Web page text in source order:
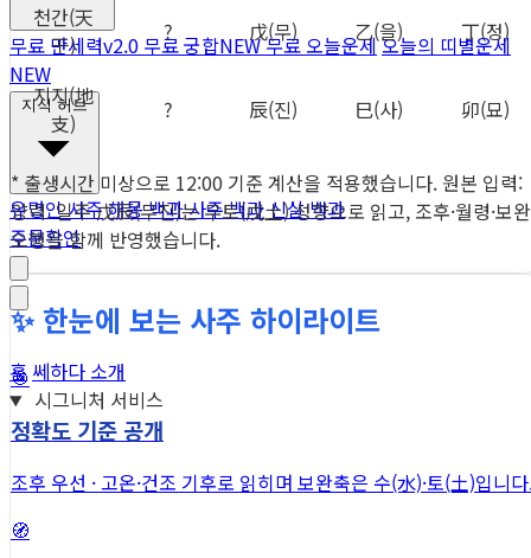
무료 만세력v2.0 무료 궁합NEW무료 오늘운세오늘의 띠별운세
NEW
지식 허브
유명인 사주해몽 백과사주 백과신살 백과
주문확인
홈 쎄하다 소개
시그니처 서비스
천간(天
干)
? 戊(무) 乙(을) 丁(정)
지지(地
支)
? 辰(진) 巳(사) 卯(묘)
* 출생시간 미상으로 12:00 기준 계산을 적용했습니다. 원본 입력:
양력. 일주 戊辰(무진)는 무토(戊土) 성향으로 읽고, 조후·월령·보완
오행을 함께 반영했습니다.
✨ 한눈에 보는 사주 하이라이트
🎯
정확도 기준 공개
조후 우선 · 고온·건조 기후로 읽히며 보완축은 수(水)·토(土)입니
🧭